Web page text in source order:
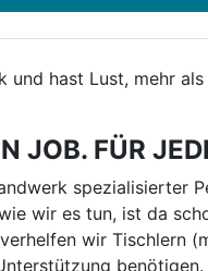
hast Lust, mehr
JOB. FÜR
spezialisierter
wir es tun, ist da
wir